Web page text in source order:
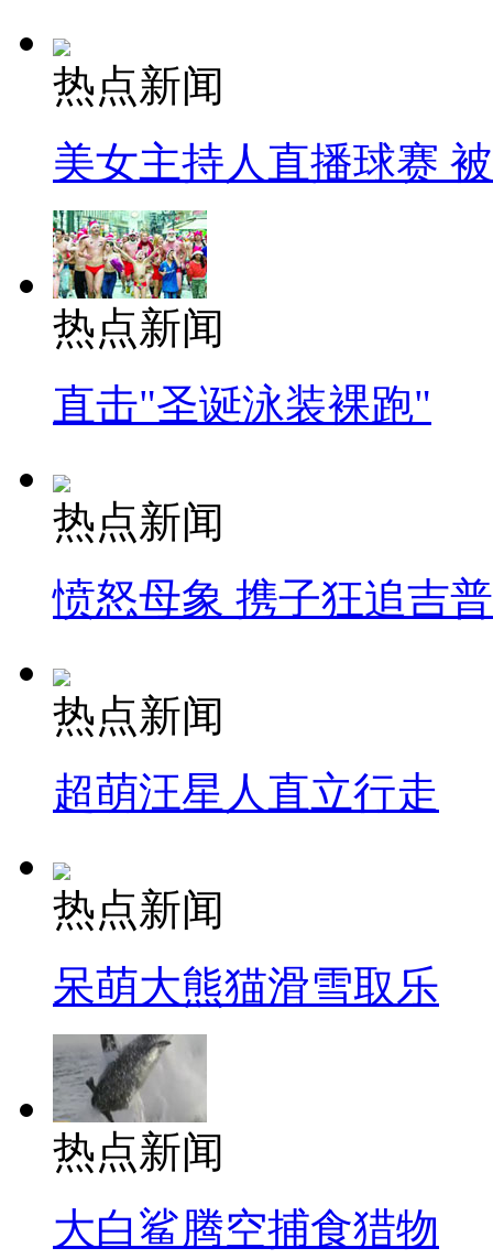
热点新闻
美女主持人直播球赛
热点新闻
直击"圣诞泳装裸跑"
热点新闻
愤怒母象 携子狂追吉
热点新闻
超萌汪星人直立行走
热点新闻
呆萌大熊猫滑雪取乐
热点新闻
大白鲨腾空捕食猎物